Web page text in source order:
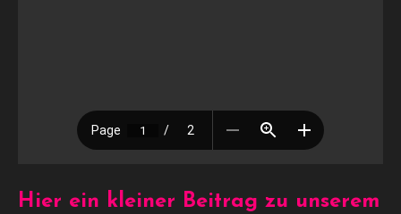
Hier ein kleiner Beitrag zu unserem